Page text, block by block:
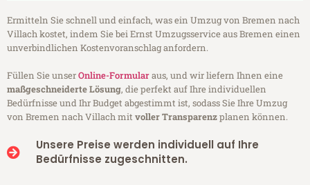
Ermitteln Sie schnell und einfach, was ein Umzug von Bremen nach
Villach kostet, indem Sie bei Ernst Umzugsservice aus Bremen einen
unverbindlichen Kostenvoranschlag anfordern.
Füllen Sie unserOnline-Formularaus, und wir liefern Ihnen eine
maßgeschneiderte Lösung, die perfekt auf Ihre individuellen
Bedürfnisse und Ihr Budget abgestimmt ist, sodass Sie Ihre Umzug
von Bremen nach Villach mitvoller Transparenzplanen können.
Unsere Preise werden individuell auf Ihre
Bedürfnisse zugeschnitten.